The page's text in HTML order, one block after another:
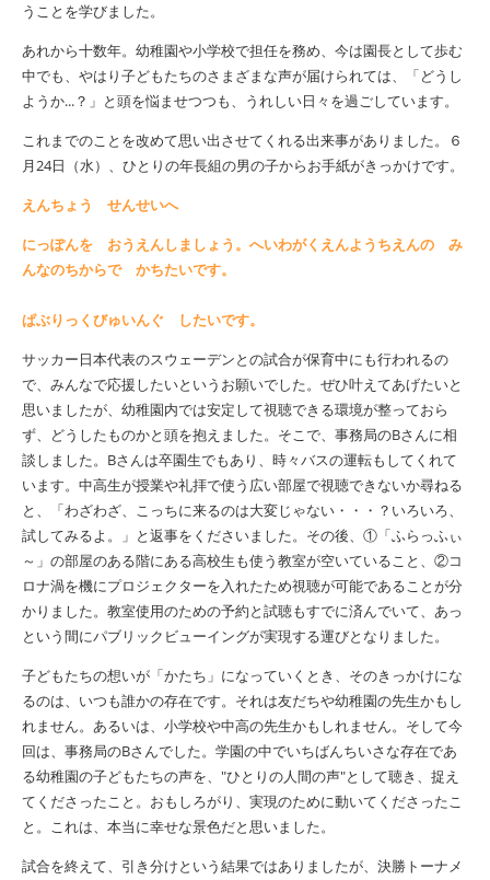
うことを学びました。
あれから十数年。幼稚園や小学校で担任を務め、今は園長として歩む
中でも、やはり子どもたちのさまざまな声が届けられては、「どうし
ようか...？」と頭を悩ませつつも、うれしい日々を過ごしています。
これまでのことを改めて思い出させてくれる出来事がありました。６
月24日（水）、ひとりの年長組の男の子からお手紙がきっかけです。
えんちょう せんせいへ
にっぽんを おうえんしましょう。へいわがくえんようちえんの み
んなのちからで かちたいです。
ぱぶりっくびゅいんぐ したいです。
サッカー日本代表のスウェーデンとの試合が保育中にも行われるの
で、みんなで応援したいというお願いでした。ぜひ叶えてあげたいと
思いましたが、幼稚園内では安定して視聴できる環境が整っておら
ず、どうしたものかと頭を抱えました。そこで、事務局のBさんに相
談しました。 Bさんは卒園生でもあり、時々バスの運転もしてくれて
います。中高生が授業や礼拝で使う広い部屋で視聴できないか尋ねる
と、「わざわざ、こっちに来るのは大変じゃない・・・？いろいろ、
試してみるよ。」と返事をくださいました。その後、①「ふらっふぃ
～」の部屋のある階にある高校生も使う教室が空いていること、②コ
ロナ渦を機にプロジェクターを入れたため視聴が可能であることが分
かりました。教室使用のための予約と試聴もすでに済んでいて、あっ
という間にパブリックビューイングが実現する運びとなりました。
子どもたちの想いが「かたち」になっていくとき、そのきっかけにな
るのは、いつも誰かの存在です。それは友だちや幼稚園の先生かもし
れません。あるいは、小学校や中高の先生かもしれません。そして今
回は、事務局のBさんでした。学園の中でいちばんちいさな存在であ
る幼稚園の子どもたちの声を、"ひとりの人間の声"として聴き、捉え
てくださったこと。おもしろがり、実現のために動いてくださったこ
と。これは、本当に幸せな景色だと思いました。
試合を終えて、引き分けという結果ではありましたが、決勝トーナメ